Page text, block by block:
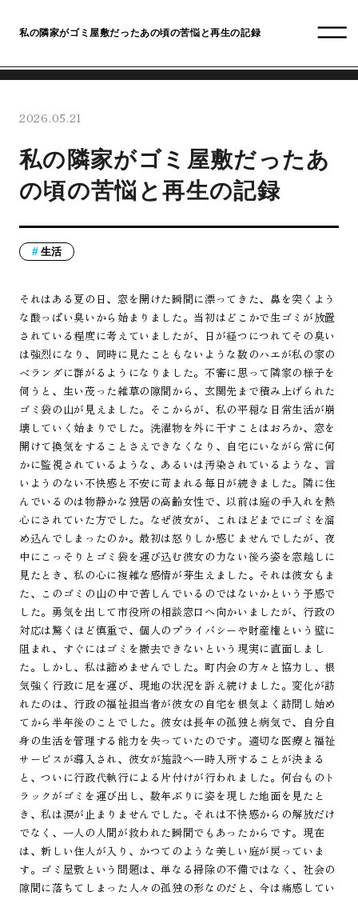
私の隣家がゴミ屋敷だったあの頃の苦悩と再生の記録
2026.05.21
私の隣家がゴミ屋敷だったあ
の頃の苦悩と再生の記録
生活
それはある夏の日、窓を開けた瞬間に漂ってきた、鼻を突くよう
な酸っぱい臭いから始まりました。当初はどこかで生ゴミが放置
されている程度に考えていましたが、日が経つにつれてその臭い
は強烈になり、同時に見たこともないような数のハエが私の家の
ベランダに群がるようになりました。不審に思って隣家の様子を
伺うと、生い茂った雑草の隙間から、玄関先まで積み上げられた
ゴミ袋の山が見えました。そこからが、私の平穏な日常生活が崩
壊していく始まりでした。洗濯物を外に干すことはおろか、窓を
開けて換気をすることさえできなくなり、自宅にいながら常に何
かに監視されているような、あるいは汚染されているような、言
いようのない不快感と不安に苛まれる毎日が続きました。隣に住
んでいるのは物静かな独居の高齢女性で、以前は庭の手入れを熱
心にされていた方でした。なぜ彼女が、これほどまでにゴミを溜
め込んでしまったのか。最初は怒りしか感じませんでしたが、夜
中にこっそりとゴミ袋を運び込む彼女の力ない後ろ姿を窓越しに
見たとき、私の心に複雑な感情が芽生えました。それは彼女もま
た、このゴミの山の中で苦しんでいるのではないかという予感で
した。勇気を出して市役所の相談窓口へ向かいましたが、行政の
対応は驚くほど慎重で、個人のプライバシーや財産権という壁に
阻まれ、すぐにはゴミを撤去できないという現実に直面しまし
た。しかし、私は諦めませんでした。町内会の方々と協力し、根
気強く行政に足を運び、現地の状況を訴え続けました。変化が訪
れたのは、行政の福祉担当者が彼女の自宅を根気よく訪問し始め
てから半年後のことでした。彼女は長年の孤独と病気で、自分自
身の生活を管理する能力を失っていたのです。適切な医療と福祉
サービスが導入され、彼女が施設へ一時入所することが決まる
と、ついに行政代執行による片付けが行われました。何台ものト
ラックがゴミを運び出し、数年ぶりに姿を現した地面を見たと
き、私は涙が止まりませんでした。それは不快感からの解放だけ
でなく、一人の人間が救われた瞬間でもあったからです。現在
は、新しい住人が入り、かつてのような美しい庭が戻っていま
す。ゴミ屋敷という問題は、単なる掃除の不備ではなく、社会の
隙間に落ちてしまった人々の孤独の形なのだと、今は痛感してい